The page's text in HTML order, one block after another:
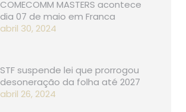
COMECOMM MASTERS acontece
dia 07 de maio em Franca
abril 30, 2024
STF suspende lei que prorrogou
desoneração da folha até 2027
abril 26, 2024